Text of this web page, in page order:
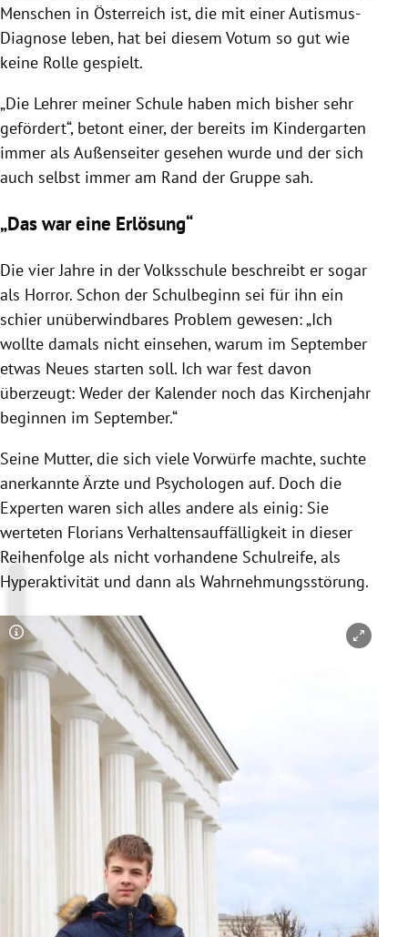
Menschen in Österreich ist, die mit einer Autismus-
Diagnose leben, hat bei diesem Votum so gut wie
keine Rolle gespielt.
„Die Lehrer meiner Schule haben mich bisher sehr
gefördert“, betont einer, der bereits im Kindergarten
immer als Außenseiter gesehen wurde und der sich
auch selbst immer am Rand der Gruppe sah.
„Das war eine Erlösung“
Die vier Jahre in der Volksschule beschreibt er sogar
als Horror. Schon der Schulbeginn sei für ihn ein
schier unüberwindbares Problem gewesen: „Ich
wollte damals nicht einsehen, warum im September
etwas Neues starten soll. Ich war fest davon
überzeugt: Weder der Kalender noch das Kirchenjahr
beginnen im September.“
Seine Mutter, die sich viele Vorwürfe machte, suchte
anerkannte Ärzte und Psychologen auf. Doch die
Experten waren sich alles andere als einig: Sie
werteten Florians Verhaltensauffälligkeit in dieser
Reihenfolge als nicht vorhandene Schulreife, als
Hyperaktivität und dann als Wahrnehmungsstörung.
Copyright-Hinweis öffnen/schließen